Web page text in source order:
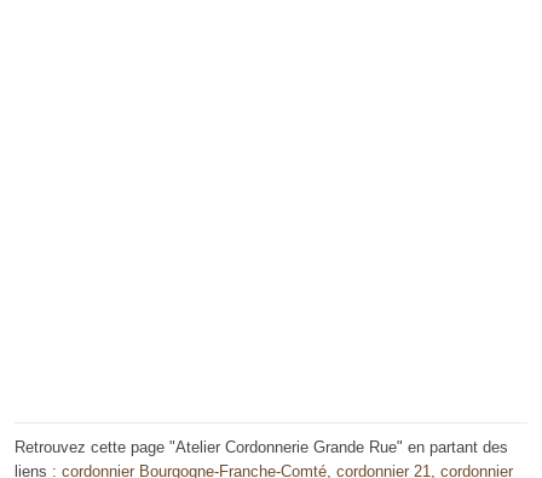
Retrouvez cette page "Atelier Cordonnerie Grande Rue" en partant des
liens : cordonnier Bourgogne-Franche-Comté, cordonnier 21, cordonnier